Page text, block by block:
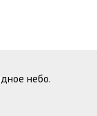
небо.